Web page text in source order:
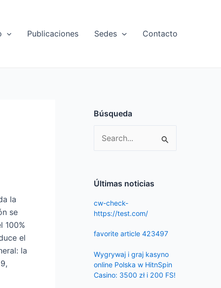
Publicaciones Sedes Contacto
la
se
100%
el
la
Búsqueda
r
h
o
r
:
Últimas noticias
cw-check-
https://test.com/
favorite article 423497
Wygrywaj i graj kasyno
online Polska w HitnSpin
Casino: 3500 zł i 200 FS!